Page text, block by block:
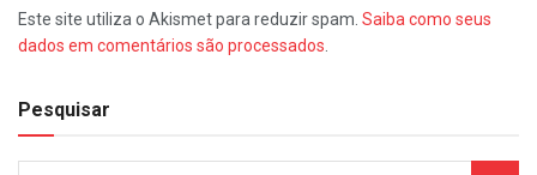
Este site utiliza o Akismet para reduzir spam. Saiba como seus
dados em comentários são processados
Pesquisar